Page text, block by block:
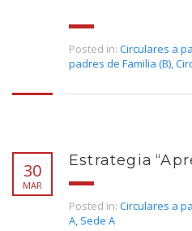
Posted in: Circulares a
padres de Familia (B),
30
MAR
Estrategia
Posted in: Circulares a
A, Sede A